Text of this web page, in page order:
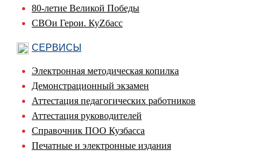
80-летие Великой Победы
СВОи Герои. КуZбасс
СЕРВИСЫ
Электронная методическая копилка
Демонстрационный экзамен
Аттестация педагогических работников
Аттестация руководителей
Справочник ПОО Кузбасса
Печатные и электронные издания